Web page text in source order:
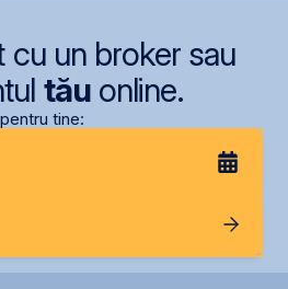
cu un broker sau
tăuonline.
tine: